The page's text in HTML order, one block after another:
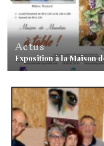
Actus
Exposition à la Maison